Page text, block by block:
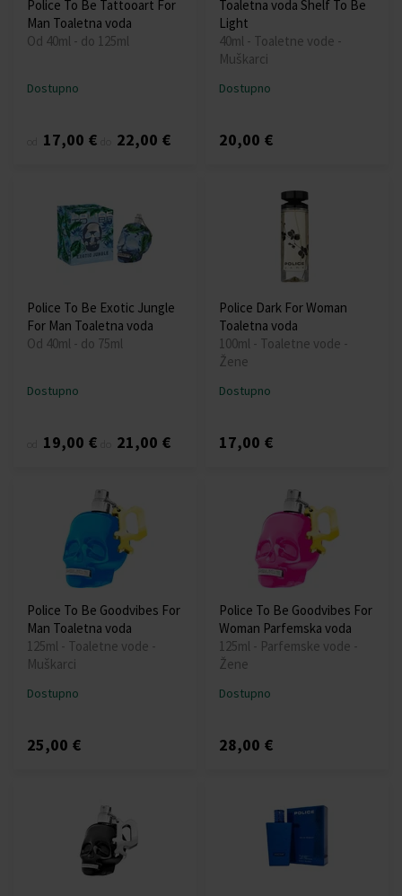
Police To Be Tattooart For
Man Toaletna voda
Od 40ml - do 125ml
Dostupno
17,00 € 22,00 €
Toaletna voda Shelf To Be
Light
40ml - Toaletne vode -
Muškarci
Dostupno
20,00 €
Police To Be Exotic Jungle
For Man Toaletna voda
Od 40ml - do 75ml
Dostupno
19,00 € 21,00 €
Police Dark For Woman
Toaletna voda
100ml - Toaletne vode -
Žene
Dostupno
17,00 €
Police To Be Goodvibes For
Man Toaletna voda
125ml - Toaletne vode -
Muškarci
Dostupno
25,00 €
Police To Be Goodvibes For
Woman Parfemska voda
125ml - Parfemske vode -
Žene
Dostupno
28,00 €